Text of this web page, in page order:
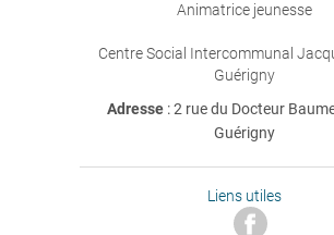
Animatrice jeunesse
Centre Social Intercommunal
Guérigny
Adresse : 2 rue du Docteur
Guérigny
Liens utiles